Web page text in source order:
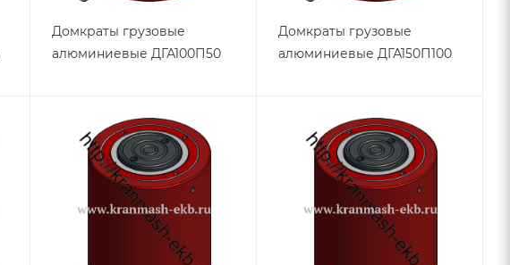
Домкраты грузовые
алюминиевые ДГА100П50
Домкраты грузовые
алюминиевые ДГА150П100